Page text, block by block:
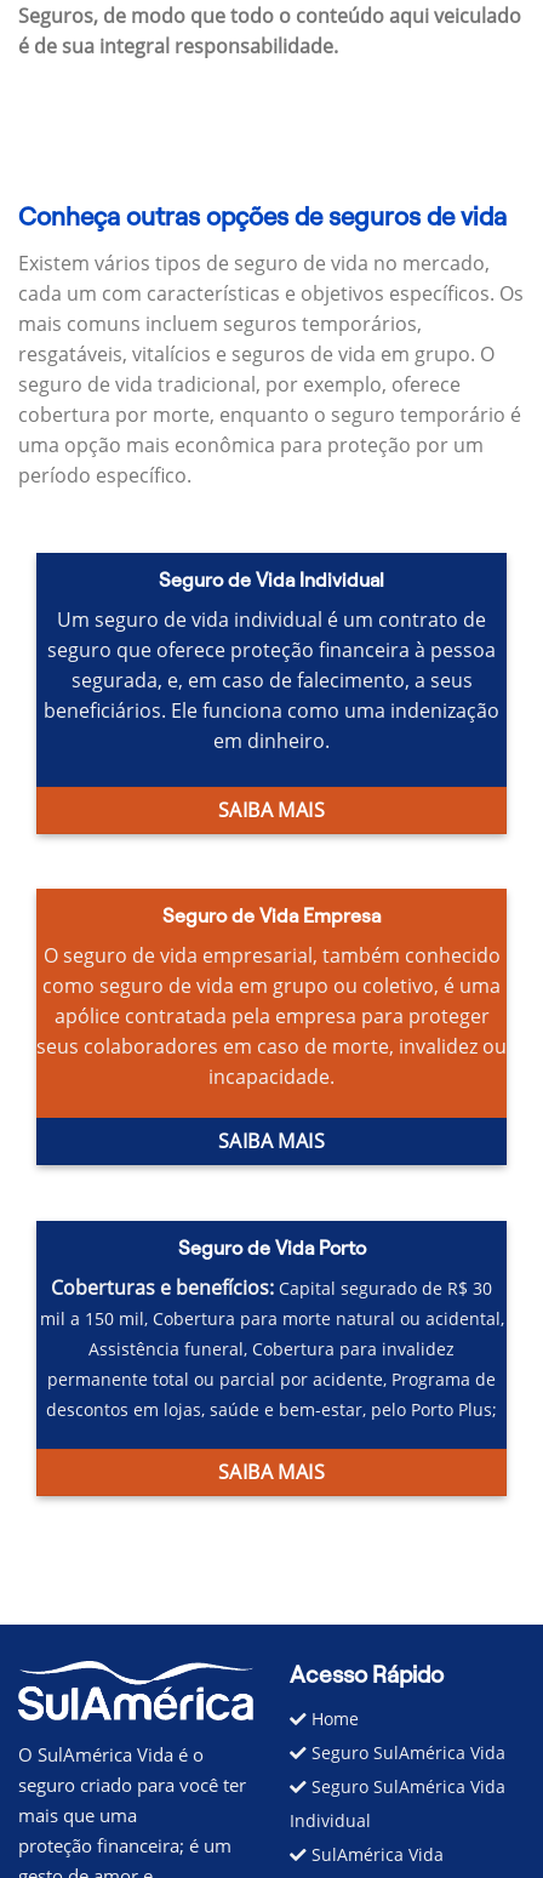
Seguros, de modo que todo o conteúdo aqui veiculado
é de sua integral responsabilidade.
Conheça outras opções de seguros de vida
Existem vários tipos de seguro de vida no mercado,
cada um com características e objetivos específicos. Os
mais comuns incluem seguros temporários,
resgatáveis, vitalícios e seguros de vida em grupo. O
seguro de vida tradicional, por exemplo, oferece
cobertura por morte, enquanto o seguro temporário é
uma opção mais econômica para proteção por um
período específico.
Seguro de Vida Individual
Um seguro de vida individual é um contrato de
seguro que oferece proteção financeira à pessoa
segurada, e, em caso de falecimento, a seus
beneficiários. Ele funciona como uma indenização
em dinheiro.
SAIBA MAIS
Seguro de Vida Empresa
O seguro de vida empresarial, também conhecido
como seguro de vida em grupo ou coletivo, é uma
apólice contratada pela empresa para proteger
seus colaboradores em caso de morte, invalidez ou
incapacidade.
SAIBA MAIS
Seguro de Vida Porto
Coberturas e benefícios: Capital segurado de R$ 30
mil a 150 mil, Cobertura para morte natural ou acidental,
Assistência funeral,Cobertura para invalidez
permanente total ou parcial por acidente, Programa de
descontos em lojas, saúde e bem-estar, pelo Porto Plus;
SAIBA MAIS
O SulAmérica Vida é o
seguro criado para você ter
mais que uma
proteção financeira; é um
Acesso Rápido
Home
Seguro SulAmérica Vida
Seguro SulAmérica Vida
Individual
SulAmérica Vida